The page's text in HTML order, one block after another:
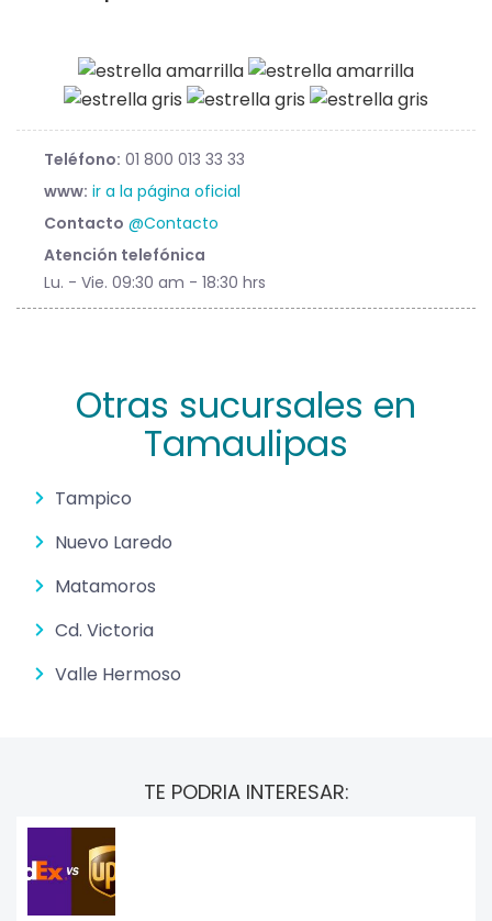
Teléfono: 01 800 013 33 33
www: ir a la página oficial
Contacto @Contacto
Atención telefónica
Lu. - Vie. 09:30 am - 18:30 hrs
Otras sucursales en
Tamaulipas
Tampico
Nuevo Laredo
Matamoros
Cd. Victoria
Valle Hermoso
TE PODRIA INTERESAR: